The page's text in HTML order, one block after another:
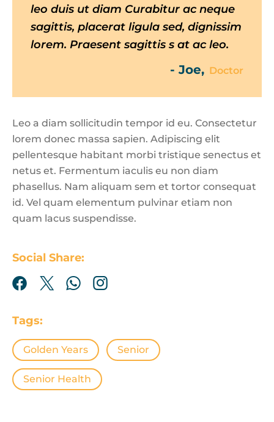
leo duis ut diam Curabitur ac neque
sagittis, placerat ligula sed, dignissim
lorem. Praesent sagittis s at ac leo.
- Joe, Doctor
in, iaculis congue lectus. In at neque
at tellus commodo ornare vel ac leo.
- Edward,
facilisis quis dignissim vitae, tincidunt
in sem. Integer pellentesque libero
tortor.
- Thomas, Teacher
Leo a diam sollicitudin tempor id eu. Consectetur
lorem donec massa sapien. Adipiscing elit
pellentesque habitant morbi tristique senectus et
netus et. Fermentum iaculis eu non diam
phasellus. Nam aliquam sem et tortor consequat
id. Vel quam elementum pulvinar etiam non
quam lacus suspendisse.
Tags:
Golden Years Senior
Senior Health
Social Share: